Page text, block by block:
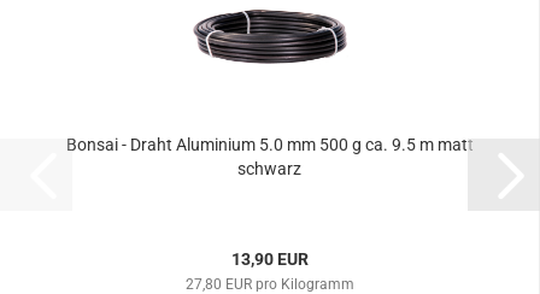
Bonsai - Draht Aluminium 5.0 mm 500 g ca. 9.5 m matt
schwarz
13,90 EUR
27,80 EUR pro Kilogramm